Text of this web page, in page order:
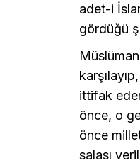
adet-i
gördüğü
ittifak
önce, o
önce
salası